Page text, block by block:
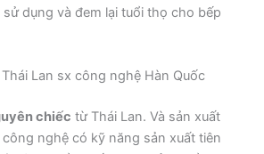
dụng và đem lại tuổi thọ cho bếp
Lan sx công nghệ Hàn Quốc
chiếc từ Thái Lan. Và sản xuất
nghệ có kỹ năng sản xuất tiên